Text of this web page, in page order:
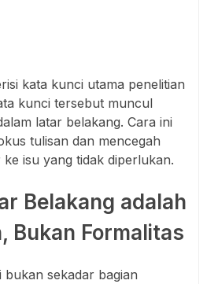
kata kunci utama penelitian
kunci tersebut muncul
latar belakang. Cara ini
tulisan dan mencegah
isu yang tidak diperlukan.
Belakang adalah
Bukan Formalitas
sekadar bagian